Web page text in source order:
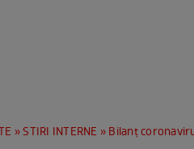
»STIRI INTERNE » Bilanț coronavirus, 23 septembrie!